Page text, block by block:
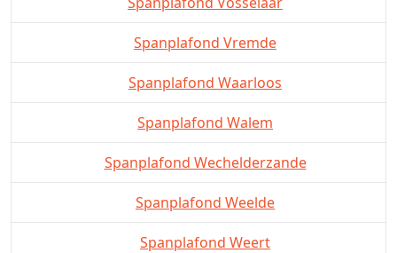
Spanplafond Vremde
Spanplafond Waarloos
Spanplafond Walem
Spanplafond Wechelderzande
Spanplafond Weelde
Spanplafond Weert